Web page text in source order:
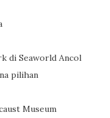
di Seaworld Ancol
pilihan
Museum